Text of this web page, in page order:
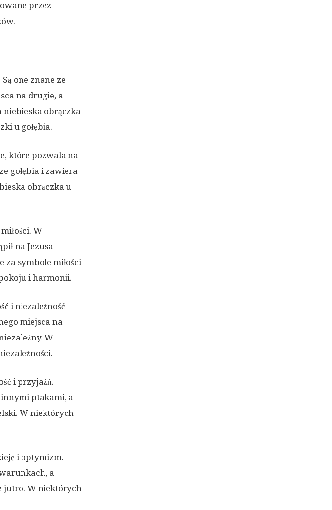
przez
one znane ze
na drugie, a
niebieska obrączka
u gołębia.
które pozwala na
gołębia i zawiera
obrączka u
W
na Jezusa
za symbole miłości
i harmonii.
i niezależność.
miejsca na
W
i przyjaźń.
innymi ptakami, a
W niektórych
i optymizm.
a
jutro. W niektórych